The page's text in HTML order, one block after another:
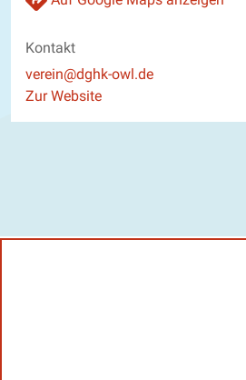
Kontakt
E-Mail
verein@dghk-owl.de
Website
Zur Website